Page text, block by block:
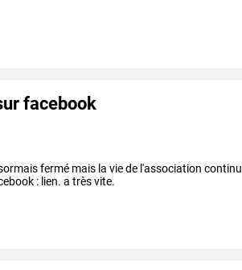
facebook
fermé mais la vie de l'association
: lien. a très vite.